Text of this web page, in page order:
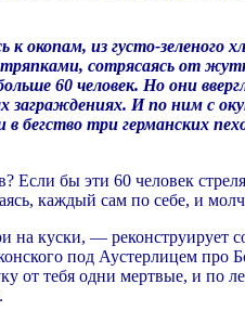
к окопам, из густо-
сотрясаясь от
60 человек. Но они
заграждениях. И по ним с
бегство три германских
Если бы эти 60 человек
каждый сам по себе, и
на куски, — реконструирует
под Аустерлицем про
от тебя одни мертвые, и по